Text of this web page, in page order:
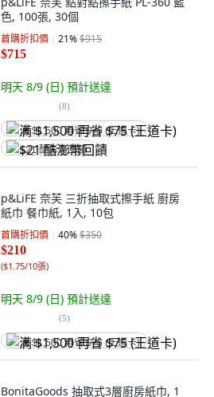
色, 100張, 30個
首購折扣價 21%$915
$715
明天 8/9 (日) 預計送達
(8)
满 $1,500 再省 $75 (王道卡)
$21 酷澎幣回饋
p&LiFE 奈芙 三折抽取式擦手紙 廚房
紙巾 餐巾紙, 1入, 10包
首購折扣價 40%$350
$210
($1.75/10張)
明天 8/9 (日) 預計送達
(5)
满 $1,500 再省 $75 (王道卡)
BonitaGoods 抽取式3層廚房紙巾, 1